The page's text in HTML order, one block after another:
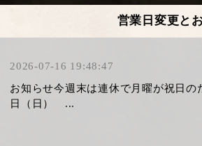
営業日変更と
2026-07-16 19:48:47
お知らせ今週末は連休で月曜が祝日
日（日） ...